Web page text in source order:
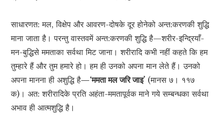
साधारणत: मल, विक्षेप और आवरण-दोषके दूर होनेको अन्त:करणकी शुद्धि
माना जाता है। परन्तु वास्तवमें अन्त:करणकी शुद्धि है—शरीर-इन्द्रियाँ-
मन-बुद्धिसे ममताका सर्वथा मिट जाना। शरीरादि कभी नहीं कहते कि हम
तुम्हारे हैं और तुम हमारे हो। हम ही उनको अपना मान लेते हैं। उनको
अपना मानना ही अशुद्धि है—‘ममता मल जरि जाइ’ (मानस ७। ११७
क)। अत: शरीरादिके प्रति अहंता-ममतापूर्वक माने गये सम्बन्धका सर्वथा
अभाव ही आत्मशुद्धि है।